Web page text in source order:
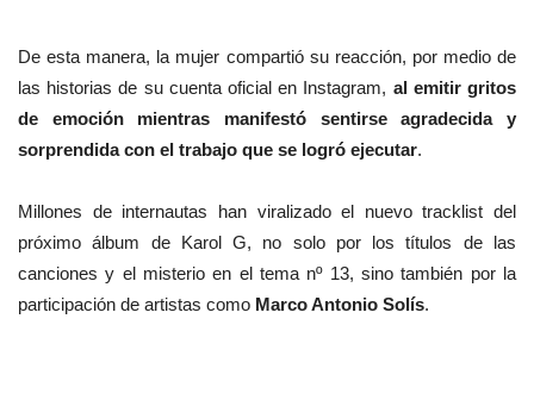
De esta manera, la mujer compartió su reacción, por medio de
las historias de su cuenta oficial en Instagram, al emitir gritos
de emoción mientras manifestó sentirse agradecida y
sorprendida con el trabajo que se logró ejecutar.
Millones de internautas han viralizado el nuevo tracklist del
próximo álbum de Karol G, no solo por los títulos de las
canciones y el misterio en el tema nº 13, sino también porla
participación de artistas como Marco Antonio Solís.